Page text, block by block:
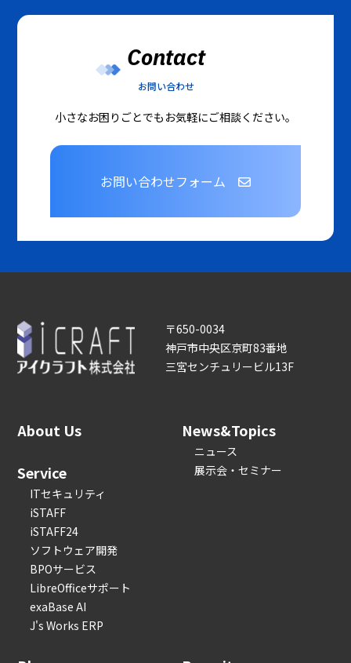
Contact
お問い合わせ
小さなお困りごとでもお気軽にご相談ください。
お問い合わせフォーム
〒650-0034
神戸市中央区京町83番地
三宮センチュリービル13F
About Us
Service
ITセキュリティ
iSTAFF
iSTAFF24
ソフトウェア開発
BPOサービス
LibreOfficeサポート
exaBase AI
J's Works ERP
News&Topics
ニュース
展示会・セミナー